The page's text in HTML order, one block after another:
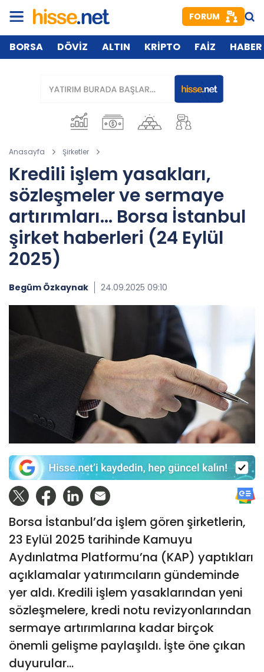
FORUM
BORSA DÖVİZ ALTIN KRİPTO FAİZ HABER
Anasayfa Şirketler
Kredili işlem yasakları,
sözleşmeler ve sermaye
artırımları... Borsa İstanbul
şirket haberleri (24 Eylül
2025)
Begüm Özkaynak 24.09.2025 09:10
Borsa İstanbul’da işlem gören şirketlerin,
23 Eylül 2025 tarihinde Kamuyu
Aydınlatma Platformu’na (KAP) yaptıkları
açıklamalar yatırımcıların gündeminde
yer aldı. Kredili işlem yasaklarından yeni
sözleşmelere, kredi notu revizyonlarından
sermaye artırımlarına kadar birçok
önemli gelişme paylaşıldı. İşte öne çıkan
duyurular…